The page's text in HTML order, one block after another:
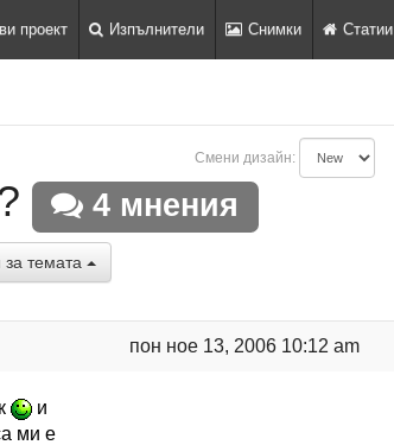
проект Изпълнители Снимки Статии
Смени дизайн:
4 мнения
за темата
пон ное 13, 2006 10:12 am
и
ми е